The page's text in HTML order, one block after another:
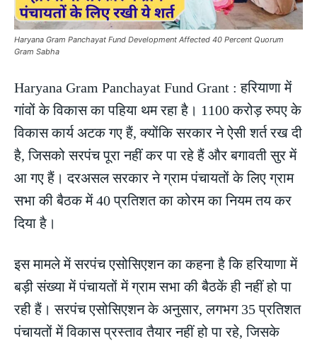
Haryana Gram Panchayat Fund Development Affected 40 Percent Quorum
Gram Sabha
Haryana Gram Panchayat Fund Grant : हरियाणा में
गांवों के विकास का पहिया थम रहा है। 1100 करोड़ रुपए के
विकास कार्य अटक गए हैं, क्योंकि सरकार ने ऐसी शर्त रख दी
है, जिसको सरपंच पूरा नहीं कर पा रहे हैं और बगावती सुर में
आ गए हैं। दरअसल सरकार ने ग्राम पंचायतों के लिए ग्राम
सभा की बैठक में 40 प्रतिशत का कोरम का नियम तय कर
दिया है।
इस मामले में सरपंच एसोसिएशन का कहना है कि हरियाणा में
बड़ी संख्या में पंचायतों में ग्राम सभा की बैठकें ही नहीं हो पा
रही हैं। सरपंच एसोसिएशन के अनुसार, लगभग 35 प्रतिशत
पंचायतों में विकास प्रस्ताव तैयार नहीं हो पा रहे, जिसके